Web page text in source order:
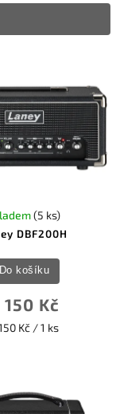
DBF200H
(5 ks)
150 Kč
Kč / 1 ks
Do košíku